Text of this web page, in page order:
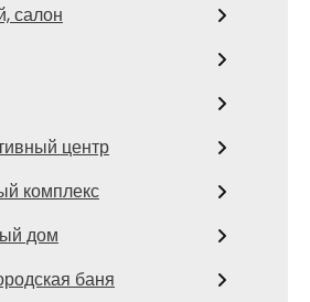
салон
центр
комплекс
дом
баня